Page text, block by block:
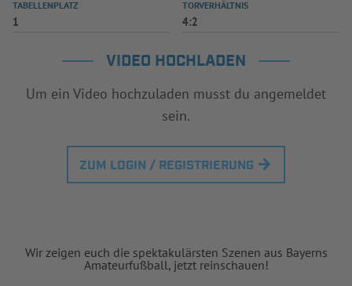
TABELLENPLATZ
1
TORVERHÄLTNIS
4:2
VIDEO HOCHLADEN
Um ein Video hochzuladen musst du angemeldet
sein.
ZUM LOGIN / REGISTRIERUNG
Wir zeigen euch die spektakulärsten Szenen aus Bayerns
Amateurfußball, jetzt reinschauen!